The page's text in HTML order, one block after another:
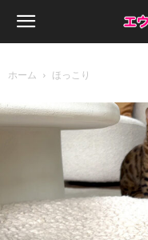
ホーム ほっこり